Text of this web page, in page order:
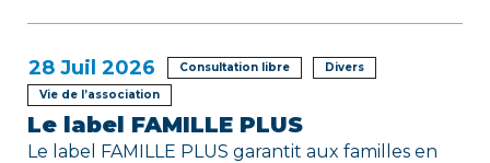
28 Juil 2026 Consultation libre
Divers
Vie de l’association
Le label FAMILLE PLUS
Le label FAMILLE PLUS garantit aux familles en